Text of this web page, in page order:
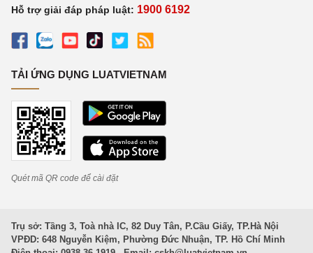
Hỗ trợ giải đáp pháp luật: 1900 6192
TẢI ỨNG DỤNG LUATVIETNAM
Quét mã QR code để cài đặt
Trụ sở: Tầng 3, Toà nhà IC, 82 Duy Tân, P.Cầu Giấy, TP.Hà Nội
VPĐD: 648 Nguyễn Kiệm, Phường Đức Nhuận, TP. Hồ Chí Minh